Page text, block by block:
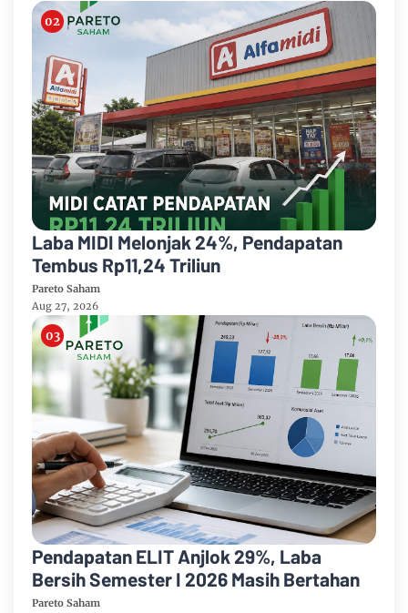
Laba MIDI Melonjak 24%, Pendapatan
Tembus Rp11,24 Triliun
Pareto Saham
Aug 27, 2026
Pendapatan ELIT Anjlok 29%, Laba
Bersih Semester I 2026 Masih Bertahan
Pareto Saham